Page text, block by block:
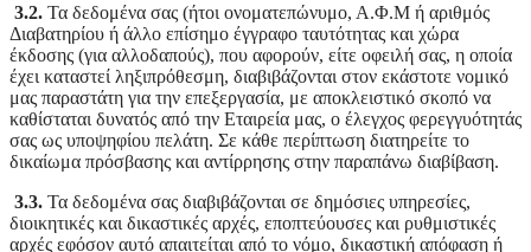
3.2. Τα δεδομένα σας (ήτοι ονοματεπώνυμο, Α.Φ.Μ ή αριθμός
Διαβατηρίου ή άλλο επίσημο έγγραφο ταυτότητας και χώρα
έκδοσης (για αλλοδαπούς), που αφορούν, είτε οφειλή σας, η οποία
έχει καταστεί ληξιπρόθεσμη, διαβιβάζονται στον εκάστοτε νομικό
μας παραστάτη για την επεξεργασία, με αποκλειστικό σκοπό να
καθίσταται δυνατός από την Εταιρεία μας, ο έλεγχος φερεγγυότητάς
σας ως υποψηφίου πελάτη. Σε κάθε περίπτωση διατηρείτε το
δικαίωμα πρόσβασης και αντίρρησης στην παραπάνω διαβίβαση.
3.3. Τα δεδομένα σας διαβιβάζονται σε δημόσιες υπηρεσίες,
διοικητικές και δικαστικές αρχές, εποπτεύουσες και ρυθμιστικές
αρχές εφόσον αυτό απαιτείται από το νόμο, δικαστική απόφαση ή